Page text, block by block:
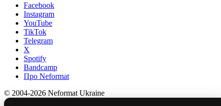
Facebook
Instagram
YouTube
TikTok
Telegram
X
Spotify
Bandcamp
Про Neformat
© 2004-2026 Neformat Ukraine